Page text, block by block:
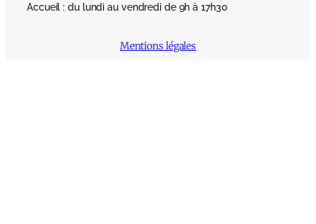
Accueil : du lundi au vendredi de 9h à 17h30
Mentions légales